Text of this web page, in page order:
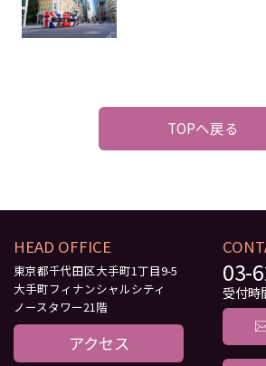
TOPへ戻る
HEAD OFFICE
東京都千代田区大手町1丁目9-5
大手町フィナンシャルシティ
ノースタワー21階
アクセス
03-
受付